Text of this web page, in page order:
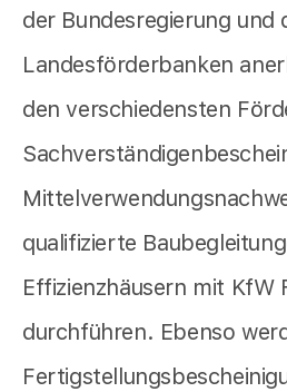
der Bundesregierung und
Landesförderbanken
den verschiedensten
qualifizierte
Effizienzhäusern mit KfW
durchführen. Ebenso